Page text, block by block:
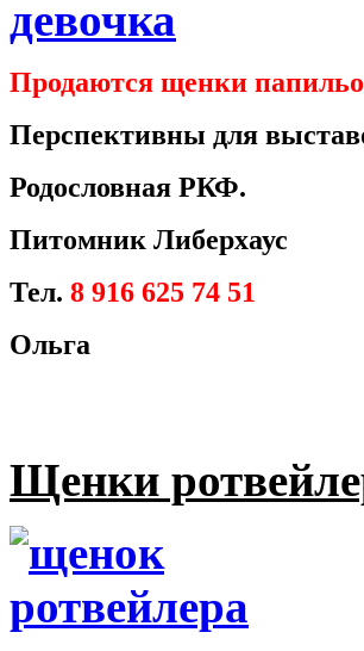
Продаются щенки
Перспективны для
Родословная РКФ.
Питомник Либерхаус
Тел. 8 916 625 74 51
Ольга
Щенки